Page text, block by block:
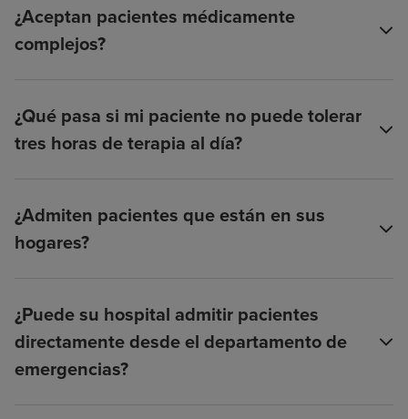
¿Aceptan pacientes médicamente
complejos?
¿Qué pasa si mi paciente no puede tolerar
tres horas de terapia al día?
¿Admiten pacientes que están en sus
hogares?
¿Puede su hospital admitir pacientes
directamente desde el departamento de
emergencias?